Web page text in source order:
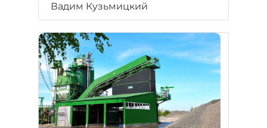
Вадим Кузьмицкий